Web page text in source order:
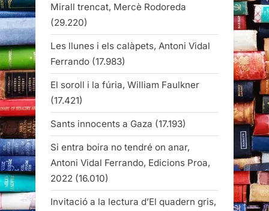
Mirall trencat, Mercè Rodoreda
(29.220)
Les llunes i els calàpets, Antoni Vidal
Ferrando (17.983)
El soroll i la fúria, William Faulkner
(17.421)
Sants innocents a Gaza (17.193)
Si entra boira no tendré on anar,
Antoni Vidal Ferrando, Edicions Proa,
2022 (16.010)
Invitació a la lectura d’El quadern gris,